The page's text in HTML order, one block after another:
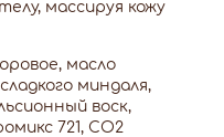
массируя кожу
масло
миндаля,
воск,
721, СО2